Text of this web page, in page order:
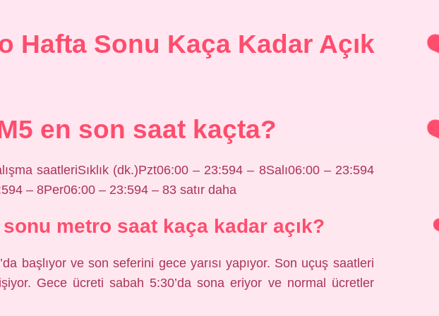
Hafta Sonu Kaça Kadar Açık
en son saat kaçta?
saatleriSıklık (dk.)Pzt06:00 – 23:594 – 8Salı06:00 – 23:594
– 8Per06:00 – 23:594 – 83 satır daha
sonu metro saat kaça kadar açık?
başlıyor ve son seferini gece yarısı yapıyor. Son uçuş saatleri
Gece ücreti sabah 5:30’da sona eriyor ve normal ücretler